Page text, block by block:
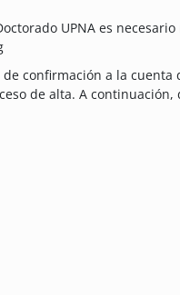
UPNA es
confirmación a la cuenta
de alta. A continuación,